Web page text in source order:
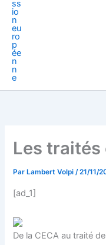
Les traités
Par Lambert Volpi/21/11/
[ad_1]
De la CECA au traité